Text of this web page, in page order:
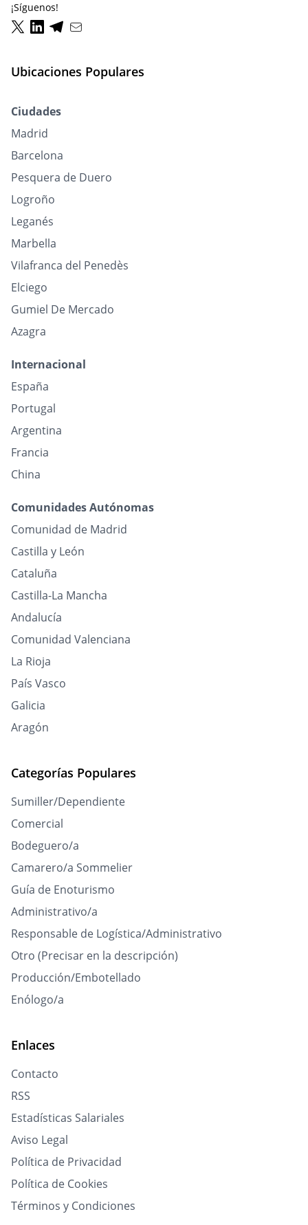
¡Síguenos!
Ubicaciones Populares
Ciudades
Madrid
Barcelona
Pesquera de Duero
Logroño
Leganés
Marbella
Vilafranca del Penedès
Elciego
Gumiel De Mercado
Azagra
Internacional
España
Portugal
Argentina
Francia
China
Comunidades Autónomas
Comunidad de Madrid
Castilla y León
Cataluña
Castilla-La Mancha
Andalucía
Comunidad Valenciana
La Rioja
País Vasco
Galicia
Aragón
Categorías Populares
Sumiller/Dependiente
Comercial
Bodeguero/a
Camarero/a Sommelier
Guía de Enoturismo
Administrativo/a
Responsable de Logística/Administrativo
Otro (Precisar en la descripción)
Producción/Embotellado
Enólogo/a
Enlaces
Contacto
RSS
Estadísticas Salariales
Aviso Legal
Política de Privacidad
Política de Cookies
Términos y Condiciones